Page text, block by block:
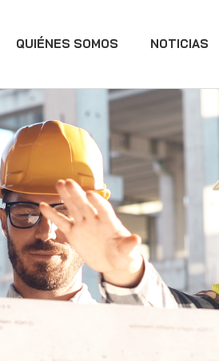
QUIÉNES SOMOS NOTICIAS